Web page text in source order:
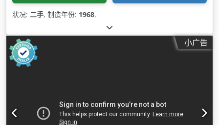
状况: 二手, 制造年份: 1968,
小广告